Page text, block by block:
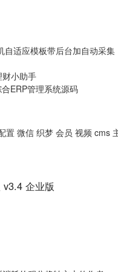
自适应模板带后台加自动采集
小助手
ERP管理系统源码
置 微信 织梦 会员 视频 cms
企业版